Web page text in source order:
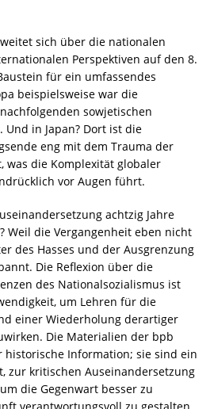
sich über die nationalen
Perspektiven auf den 8.
für ein umfassendes
beispielsweise war die
sowjetischen
in Japan? Dort ist die
eng mit dem Trauma der
was die Komplexität globaler
vor Augen führt.
achtzig Jahre
Weil die Vergangenheit eben nicht
des Hasses und der Ausgrenzung
Die Reflexion über die
des Nationalsozialismus ist
um Lehren für die
einer Wiederholung derartiger
Die Materialien der bpb
Information; sie sind ein
zur kritischen Auseinandersetzung
die Gegenwart besser zu